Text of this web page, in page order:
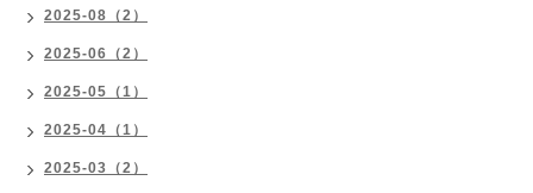
2025-08（2）
2025-06（2）
2025-05（1）
2025-04（1）
2025-03（2）